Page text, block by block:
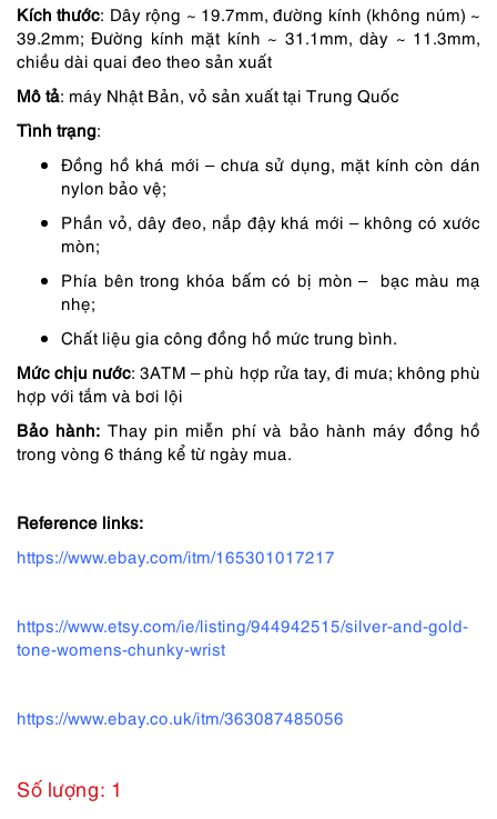
351,000 ₫.
Kích thước: Dây rộng ~ 19.7mm, đường kính (không núm) ~
39.2mm; Đường kính mặt kính ~ 31.1mm, dày ~ 11.3mm,
chiều dài quai đeo theo sản xuất
Mô tả: máy Nhật Bản, vỏ sản xuất tại Trung Quốc
Tình trạng:
Đồng hồ khá mới – chưa sử dụng, mặt kính còn dán
nylon bảo vệ;
Phần vỏ, dây đeo, nắp đậy khá mới – không có xước
mòn;
Phía bên trong khóa bấm có bị mòn – bạc màu mạ
nhẹ;
Chất liệu gia công đồng hồ mức trung bình.
Mức chịu nước: 3ATM – phù hợp rửa tay, đi mưa; không phù
hợp với tắm và bơi lội
Bảo hành: Thay pin miễn phí và bảo hành máy đồng hồ
trong vòng 6 tháng kể từ ngày mua.
Reference links:
https://www.ebay.com/itm/165301017217
https://www.etsy.com/ie/listing/944942515/silver-and-gold-
tone-womens-chunky-wrist
https://www.ebay.co.uk/itm/363087485056
Số lượng: 1